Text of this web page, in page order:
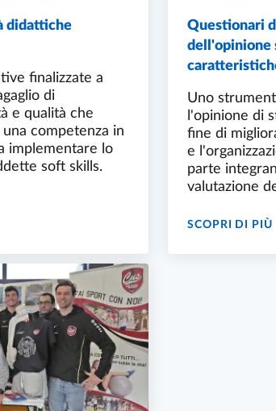
didattiche
finalizzate a
di
e qualità che
competenza in
implementare lo
soft skills.
- ATTIVITÀ DIDATTICHE TRASVERSALI
Questionari
dell'opinione
Uno
l'opinione di
fine di
e
parte
valutazione
SCOPRI DI PIÙ